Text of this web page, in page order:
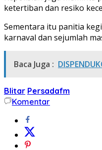
ketertiban dan resiko
Sementara itu panitia
karnaval dan sejumlah
Baca Juga :
Blitar Persadafm
Komentar